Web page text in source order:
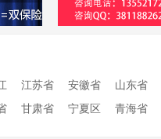
江苏省 安徽省 山东省
甘肃省 宁夏区 青海省